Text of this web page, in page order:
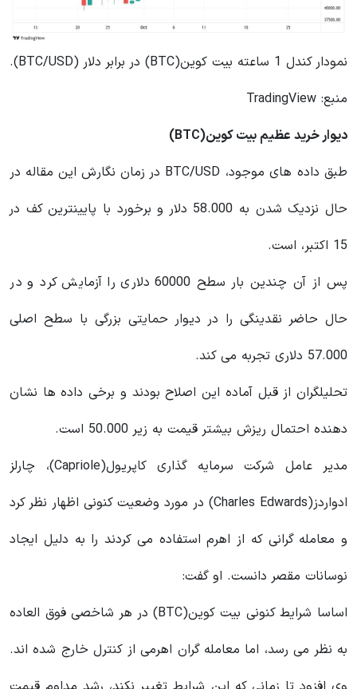
نمودار کندل 1 ساعته بیت کوین(BTC) در برابر دلار (BTC/USD).
منبع: TradingView
دیوار خرید عظیم بیت کوین(BTC)
طبق داده های موجود، BTC/USD در زمان نگارش این مقاله در
حال نزدیک شدن به 58.000 دلار و برخورد با پایینترین کف در
15 اکتبر، است.
پس از آن چندین بار سطح 60000 دلاری را آزمایش کرد و در
حال حاضر نقدینگی را در دیوار حمایتی بزرگی با سطح اصلی
57.000 دلاری تجربه می کند.
تحلیلگران از قبل آماده این اصلاح بودند و برخی داده ها نشان
دهنده احتمال ریزش بیشتر قیمت به زیر 50.000 است.
مدیر عامل شرکت سرمایه گذاری کاپریول(Capriole)، چارلز
ادواردز(Charles Edwards) در مورد وضعیت کنونی اظهار نظر کرد
و معامله گرانی که از اهرم استفاده می کردند را به دلیل ایجاد
نوسانات مقصر دانست. او گفت:
اساسا شرایط کنونی بیت کوین(BTC) در هر شاخصی فوق العاده
به نظر می رسد، اما معامله گران اهرمی از کنترل خارج شده اند.